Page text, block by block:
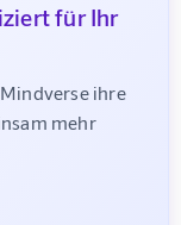
für Ihr
ihre
mehr